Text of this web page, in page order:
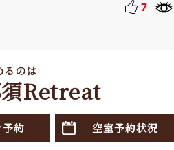
7
るのは
Retreat
約 空室予約状況